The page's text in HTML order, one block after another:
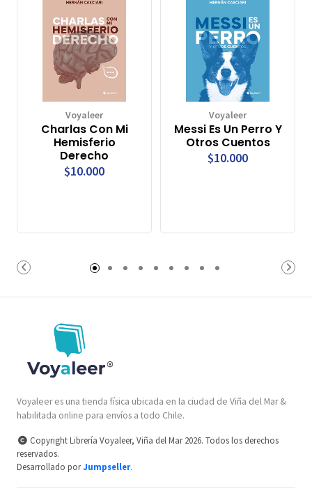
Voyaleer
Charlas Con Mi
Hemisferio
Derecho
$10.000
Voyaleer
Messi Es Un Perro Y
Otros Cuentos
$10.000
Voyaleer es una tienda física ubicada en la ciudad de Viña del Mar &
habilitada online para envíos a todo Chile.
Copyright Librería Voyaleer, Viña del Mar 2026. Todos los derechos
reservados.
Desarrollado porJumpseller.